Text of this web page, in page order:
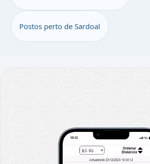
Postos perto de Sardoal